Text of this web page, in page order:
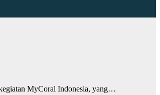
MyCoral Indonesia, yang…